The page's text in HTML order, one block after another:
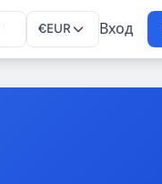
€EUR Вход